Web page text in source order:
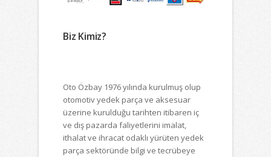
Biz Kimiz?
Oto Özbay 1976 yılında kurulmuş olup
otomotiv yedek parça ve aksesuar
üzerine kurulduğu tarihten itibaren iç
ve dış pazarda faliyetlerini imalat,
ithalat ve ihracat odaklı yürüten yedek
parça sektöründe bilgi ve tecrübeye